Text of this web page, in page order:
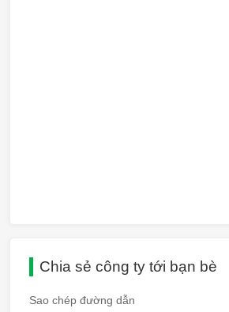
Chia sẻ công ty tới bạn bè
Sao chép đường dẫn